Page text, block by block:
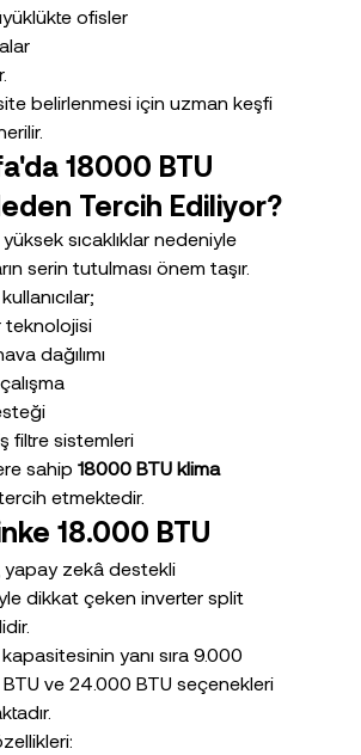
ofisler
belirlenmesi için uzman keşfi
18000 BTU
Tercih Ediliyor?
sıcaklıklar nedeniyle
serin tutulması önem taşır.
teknolojisi
dağılımı
filtre sistemleri
sahip 18000 BTU klima
etmektedir.
18.000 BTU
yapay zekâ destekli
dikkat çeken inverter split
yanı sıra 9.000
BTU ve 24.000 BTU seçenekleri